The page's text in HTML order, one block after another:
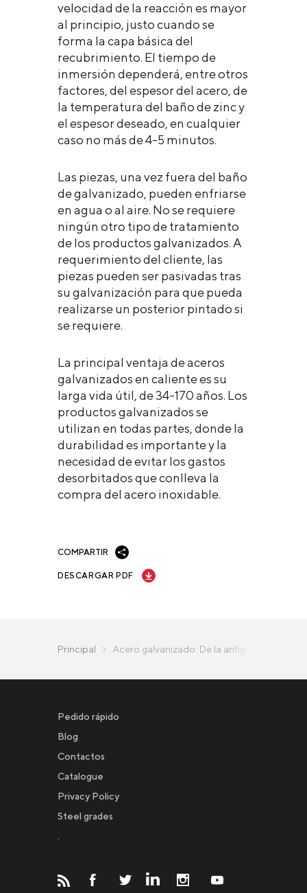
velocidad de la reacción es mayor
al principio, justo cuando se
forma la capa básica del
recubrimiento. El tiempo de
inmersión dependerá, entre otros
factores, del espesor del acero, de
la temperatura del baño de zinc y
el espesor deseado, en cualquier
caso no más de 4-5 minutos.
Las piezas, una vez fuera del baño
de galvanizado, pueden enfriarse
en agua o al aire. No se requiere
ningún otro tipo de tratamiento
de los productos galvanizados. A
requerimiento del cliente, las
piezas pueden ser pasivadas tras
su galvanización para que pueda
realizarse un posterior pintado si
se requiere.
La principal ventaja de aceros
galvanizados en caliente es su
larga vida útil, de 34-170 años. Los
productos galvanizados se
utilizan en todas partes, donde la
durabilidad es importante y la
necesidad de evitar los gastos
desorbitados que conlleva la
compra del acero inoxidable.
COMPARTIR
DESCARGAR PDF
Principal Acero galvanizado: De la antigua alquimia
Pedido rápido
Blog
Contactos
Catalogue
Privacy Policy
Steel grades
.
Новости
Инвесторам